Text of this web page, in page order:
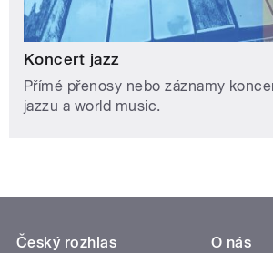
Koncert jazz
Přímé přenosy nebo záznamy
jazzu a world music.
Český rozhlas
O nás